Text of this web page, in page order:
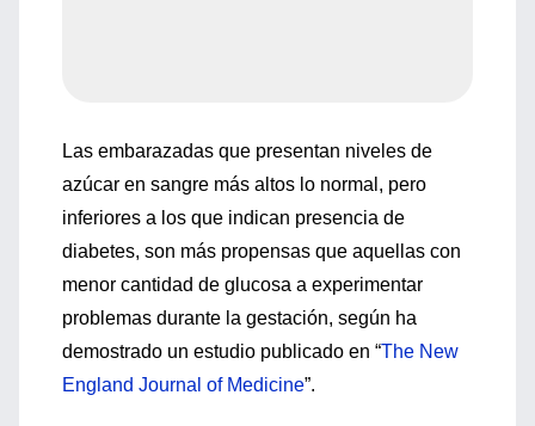
Las embarazadas que presentan niveles de
azúcar en sangre más altos lo normal, pero
inferiores a los que indican presencia de
diabetes, son más propensas que aquellas con
menor cantidad de glucosa a experimentar
problemas durante la gestación, según ha
demostrado un estudio publicado en “The New
England Journal of Medicine”.